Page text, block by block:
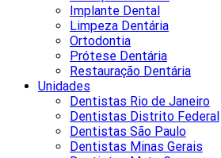
Implante Dental
Limpeza Dentária
Ortodontia
Prótese Dentária
Restauração Dentária
Unidades
Dentistas Rio de Janeiro
Dentistas Distrito Federal
Dentistas São Paulo
Dentistas Minas Gerais